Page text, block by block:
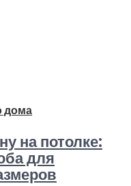
дома
на потолке:
для